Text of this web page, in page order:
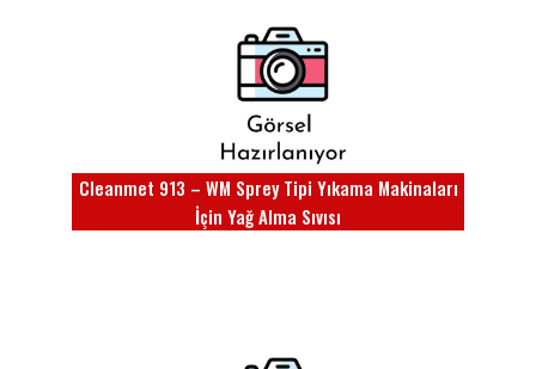
Cleanmet 913 – WM Sprey Tipi Yıkama Makinaları
İçin Yağ Alma Sıvısı